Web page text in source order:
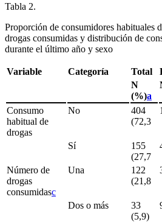
Tabla 2.
Proporción de consumidores habituales
drogas consumidas y distribución de
durante el último año y sexo
Variable Categoría Total
N
(%)a
Consumo
habitual de
drogas
No
404
(72,3
Sí
155
(27,7
Número de
drogas
consumidasc
Una
122
(21,8
Dos o más
33
(5,9)